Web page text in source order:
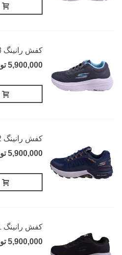
کفش رانینگ 2588طرح Skechers
5,900,000 تومان
کفش رانینگ 9002 طرح Skechers
5,900,000 تومان
کفش رانینگ 220581 طرح Skechers
5,900,000 تومان